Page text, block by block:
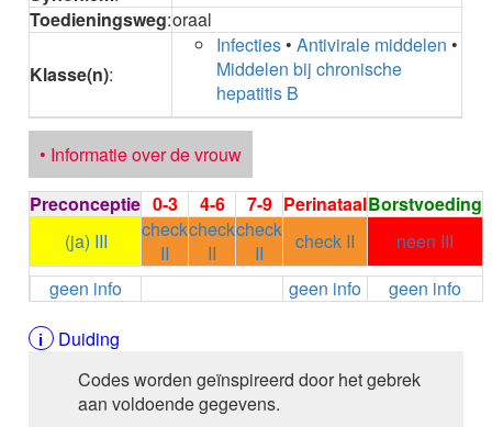
AFLIBERCEPT parenteraal
AGALSIDASE bèta
ALBIGLUTIDE
ALBUTREPENONACOG ALFA
Stollingsfactor IX; Factor IX
ALCOHOL
ETHANOL
ALECTINIB
ALEMTUZUMAB
ALENDRONAAT
ALENDRONAAT / VITAMINE D3 / CACO3
ALFENTANYL HCl
ALFUZOSINE
Toedieningsweg:oraal
Klasse(n):
Infecties •Antivirale middelen •
Middelen bij chronische
hepatitis B
• Informatie over de vrouw
Preconceptie 0-3 4-6 7-9 PerinataalBorstvoeding
(ja) III
check
II
check
II
check
II
check II
neen III
geen info
geen info
geen info
Duiding
Codes worden geïnspireerd door het gebrek
aan voldoende gegevens.